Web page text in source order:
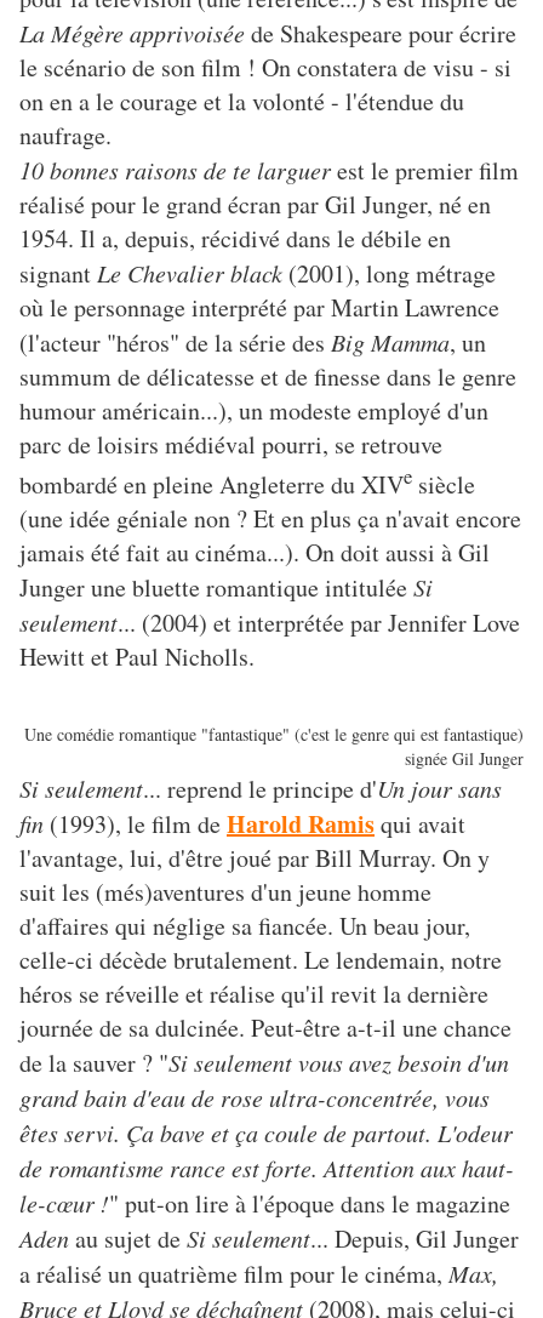
La Mégère apprivoiséede Shakespeare pour écrire
le scénario de son film ! On constatera de visu - si
on en a le courage et la volonté - l'étendue du
naufrage.
10 bonnes raisons de te larguerest le premier film
réalisé pour le grand écran par Gil Junger, né en
1954. Il a, depuis, récidivé dans le débile en
signant Le Chevalier black (2001), long métrage
où le personnage interprété par Martin Lawrence
(l'acteur "héros" de la série des Big Mamma, un
summum de délicatesse et de finesse dans le genre
humour américain...), un modeste employé d'un
parc de loisirs médiéval pourri, se retrouve
bombardé en pleine Angleterre du XIVe siècle
(une idée géniale non ? Et en plus ça n'avait encore
jamais été fait au cinéma...). On doit aussi à Gil
Junger une bluette romantique intituléeSi
seulement... (2004) et interprétée par Jennifer Love
Hewitt et Paul Nicholls.
Une comédie romantique "fantastique" (c'est le genre qui est fantastique)
signée Gil Junger
Si seulement... reprend le principe d'Un jour sans
fin (1993), le film deHarold Ramisqui avait
l'avantage, lui, d'être joué par Bill Murray. On y
suit les (més)aventures d'un jeune homme
d'affaires qui néglige sa fiancée. Un beau jour,
celle-ci décède brutalement. Le lendemain, notre
héros se réveille et réalise qu'il revit la dernière
journée de sa dulcinée. Peut-être a-t-il une chance
de la sauver ? "Si seulement vous avez besoin d'un
grand bain d'eau de rose ultra-concentrée, vous
êtes servi. Ça bave et ça coule de partout. L'odeur
de romantisme rance est forte. Attention aux haut-
le-cœur !" put-on lire à l'époque dans le magazine
Adenau sujet deSi seulement... Depuis, Gil Junger
a réalisé un quatrième film pour le cinéma,Max,
Bruce et Lloyd se déchaînent (2008), mais celui-ci